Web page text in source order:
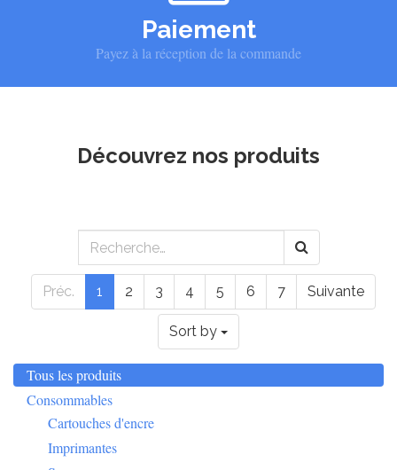
Paiement
Payez à la réception de la commande
Découvrez nos produits
Préc. 1 2 3 4 5 6 7 Suivante
Sort by
Tous les produits
Consommables
Cartouches d'encre
Scanners